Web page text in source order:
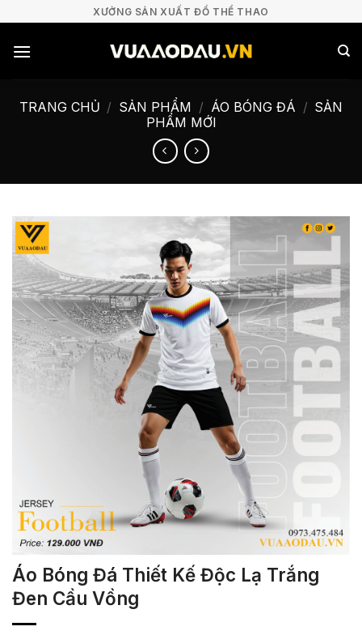
nội
XƯỞNG SẢN XUẤT ĐỒ THỂ THAO
TRANG CHỦ / SẢN PHẨM / ÁO BÓNG ĐÁ / SẢN
PHẨM MỚI
Áo Bóng Đá Thiết Kế Độc Lạ Trắng
Đen Cầu Vồng